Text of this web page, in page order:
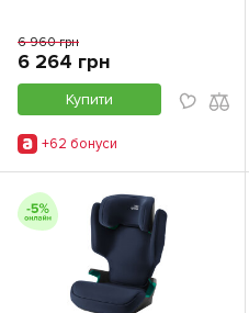
6 960 грн
6 264 грн
Купити
+62 бонуси